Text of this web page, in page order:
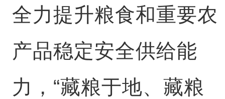
全力提升粮食和重要农
产品稳定安全供给能
力，“藏粮于地、藏粮